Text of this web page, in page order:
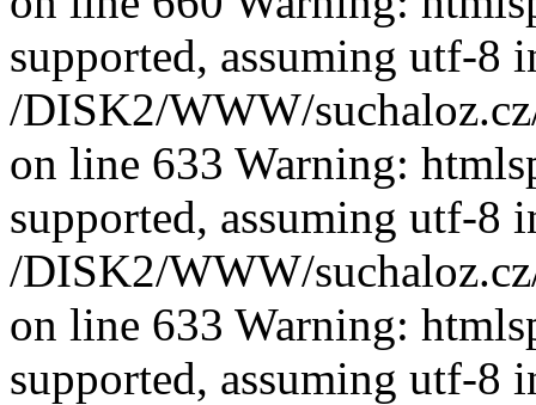
supported, assuming utf-8
/DISK2/WWW/
on line 633 Warning:
supported, assuming utf-8
/DISK2/WWW/
on line 633 Warning:
supported, assuming utf-8